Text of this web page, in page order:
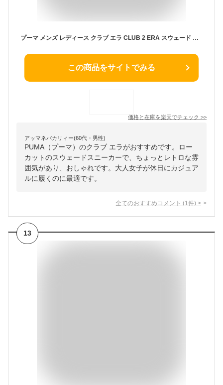
プーマ メンズ レディース クラブ エラ CLUB 2 ERA スウェード ローカット スニーカー シューズ 紐靴 ブラック 黒 グレー 灰色 送料無料 PUMA 400717
この商品をサイトでみる
価格と在庫を楽天でチェック >>
アッマネバカリィー(60代・男性)
PUMA（プーマ）のクラブ エラがおすすめです。ロー
カットのスウェードスニーカーで、ちょっとレトロな雰
囲気があり、おしゃれです。大人女子が休日にカジュア
ルに履くのに最適です。
全てのおすすめコメント (1 件) >
13